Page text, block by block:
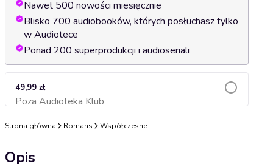
Nawet 500 nowości miesięcznie
Blisko 700 audiobooków, których posłuchasz tylko
w Audiotece
Ponad 200 superprodukcji i audioseriali
49,99 zł
Poza Audioteka KlubDodaj do koszyka
Strona główna Romans Współczesne
Opis